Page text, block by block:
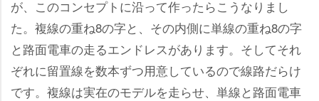
が、このコンセプトに沿って作ったらこうなりまし
た。複線の重ね8の字と、その内側に単線の重ね8の字
と路面電車の走るエンドレスがあります。そしてそれ
ぞれに留置線を数本ずつ用意しているので線路だらけ
です。複線は実在のモデルを走らせ、単線と路面電車